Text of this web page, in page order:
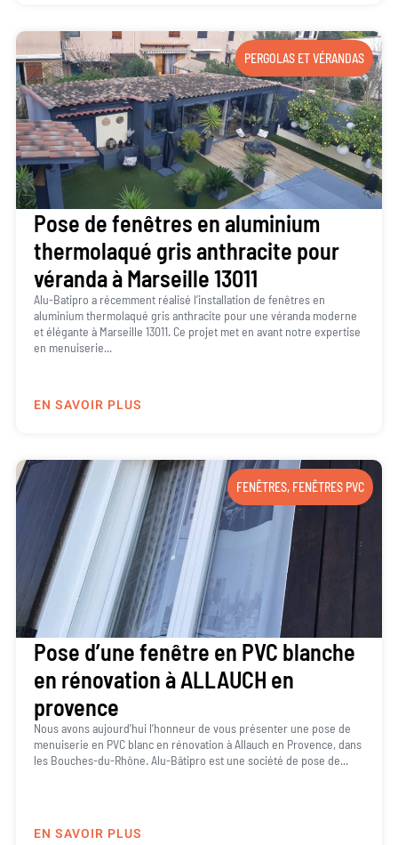
PERGOLAS ET VÉRANDAS
Pose de fenêtres en aluminium
thermolaqué gris anthracite pour
véranda à Marseille 13011
Alu-Batipro a récemment réalisé l’installation de fenêtres en
aluminium thermolaqué gris anthracite pour une véranda moderne
et élégante à Marseille 13011. Ce projet met en avant notre expertise
en menuiserie...
EN SAVOIR PLUS
FENÊTRES, FENÊTRES PVC
Pose d’une fenêtre en PVC blanche
en rénovation à ALLAUCH en
provence
Nous avons aujourd’hui l’honneur de vous présenter une pose de
menuiserie en PVC blanc en rénovation à Allauch en Provence, dans
les Bouches-du-Rhône. Alu-Bâtipro est une société de pose de...
EN SAVOIR PLUS